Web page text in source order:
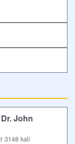
John
3148 kali